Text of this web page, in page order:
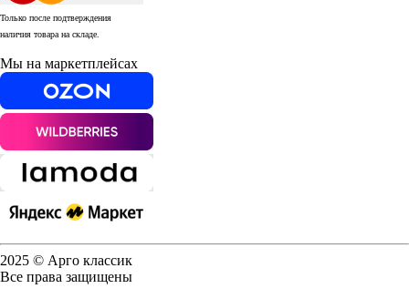
Только после подтверждения
наличия товара на складе.
Мы на маркетплейсах
2025 © Арго классик
Все права защищены